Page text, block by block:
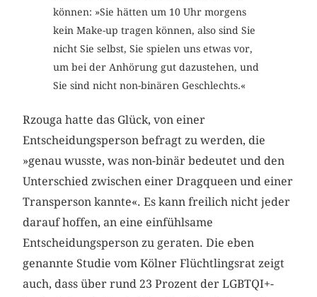
können: »Sie hätten um 10 Uhr morgens
kein Make-up tragen können, also sind Sie
nicht Sie selbst, Sie spielen uns etwas vor,
um bei der Anhörung gut dazustehen, und
Sie sind nicht non-binären Geschlechts.«
Rzouga hatte das Glück, von einer
Entscheidungsperson befragt zu werden, die
»genau wusste, was non-binär bedeutet und den
Unterschied zwischen einer Dragqueen und einer
Transperson kannte«. Es kann freilich nicht jeder
darauf hoffen, an eine einfühlsame
Entscheidungsperson zu geraten. Die eben
genannte Studie vom Kölner Flüchtlingsrat zeigt
auch, dass über rund 23 Prozent der LGBTQI+-